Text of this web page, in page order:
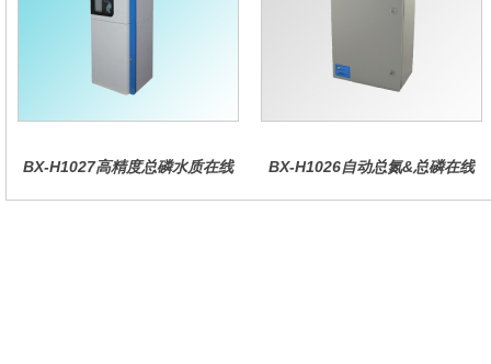
BX-H1027高精度总磷水质在线
BX-H1026自动总氮&总磷在线